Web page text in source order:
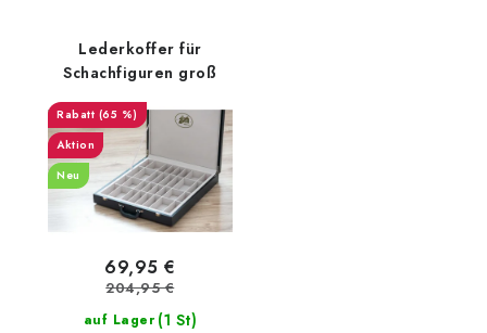
Lederkoffer für
Schachfiguren groß
(65 %)
Aktion
Neu
auf Lager (1 St)
69,95 €
204,95 €